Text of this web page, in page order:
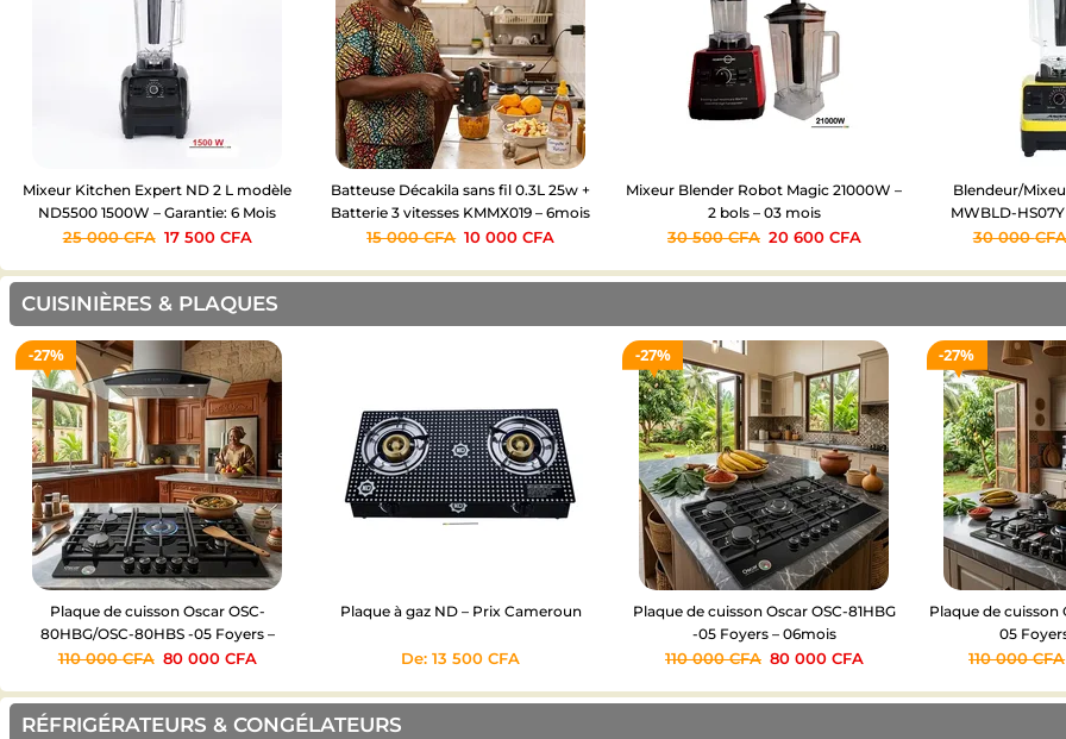
Mixeur Kitchen Expert ND 2 L modèle
ND5500 1500W – Garantie: 6 Mois
25 000CFA 17 500 CFA
Batteuse Décakila sans fil 0.3L 25w +
Batterie 3 vitesses KMMX019 – 6mois
15 000CFA 10 000CFA
Mixeur Blender Robot Magic 21000W –
2 bols – 03 mois
30 500CFA 20 600 CFA
Blendeur/
MWBLD-
30 000CFA
CUISINIÈRES & PLAQUES
27%
Plaque de cuisson Oscar OSC-
80HBG/OSC-80HBS -05 Foyers –
06mois
110 000CFA 80 000 CFA
Plaque à gaz ND – Prix Cameroun
De:13 500CFA
27%
Plaque de cuisson Oscar OSC-81HBG
-05 Foyers – 06mois
110 000CFA 80 000 CFA
27%
Plaque de cuisson
05
110 000CFA
RÉFRIGÉRATEURS & CONGÉLATEURS